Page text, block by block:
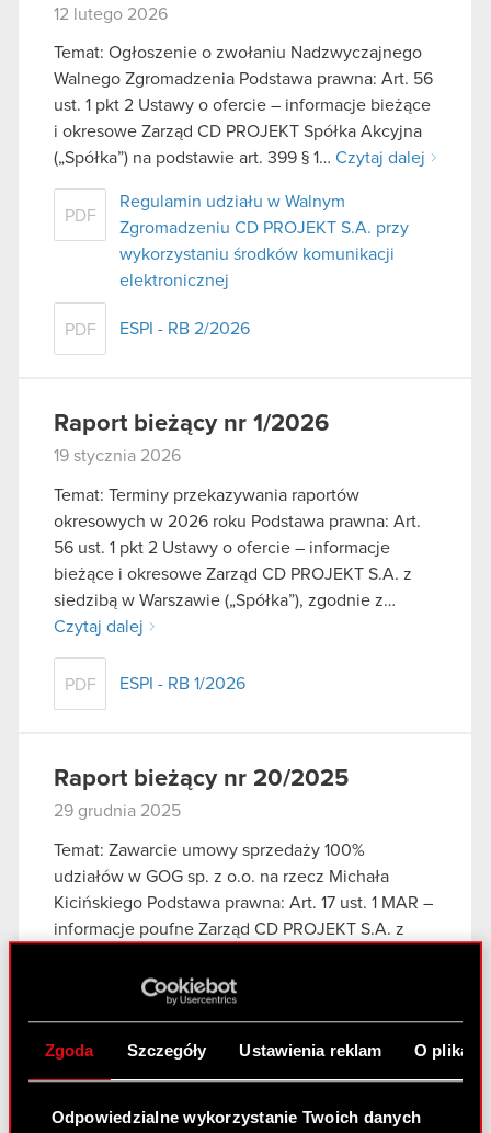
Zgoda Szczegóły Ustawienia reklam O
Odpowiedzialne wykorzystanie Twoich danych
12 lutego 2026
Temat: Ogłoszenie o zwołaniu Nadzwyczajnego
Walnego Zgromadzenia Podstawa prawna: Art. 56
ust. 1 pkt 2 Ustawy o ofercie – informacje bieżące
i okresowe Zarząd CD PROJEKT Spółka Akcyjna
(„Spółka”) na podstawie art. 399 § 1… Czytaj dalej
PDF
Regulamin udziału w Walnym
Zgromadzeniu CD PROJEKT S.A. przy
wykorzystaniu środków komunikacji
elektronicznej
PDF ESPI - RB 2/2026
Raport bieżący nr 1/2026
19 stycznia 2026
Temat: Terminy przekazywania raportów
okresowych w 2026 roku Podstawa prawna: Art.
56 ust. 1 pkt 2 Ustawy o ofercie – informacje
bieżące i okresowe Zarząd CD PROJEKT S.A. z
siedzibą w Warszawie („Spółka”), zgodnie z…
Czytaj dalej
PDF ESPI - RB 1/2026
Raport bieżący nr 20/2025
29 grudnia 2025
Temat: Zawarcie umowy sprzedaży 100%
udziałów w GOG sp. z o.o. na rzecz Michała
Kicińskiego Podstawa prawna: Art. 17 ust. 1 MAR –
informacje poufne Zarząd CD PROJEKT S.A. z
Raport bieżący nr 19/2025